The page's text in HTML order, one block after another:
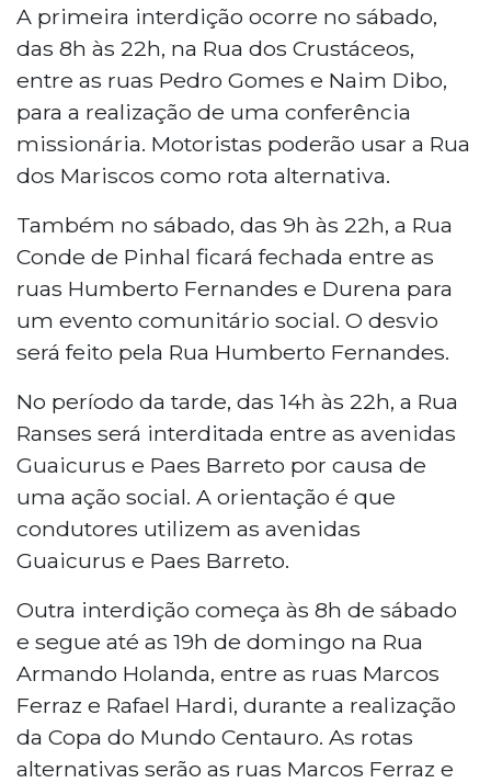
avenidas de Campo Grande neste sábado (23)
e domingo (24) para eventos sociais, religiosos,
esportivos e comunitários. Entre as interdições
estão a Rua dos Crustáceos, para conferência
missionária, a Rua Quintino Bocaiúva, para o
evento "Black na Rua", e a Avenida Marinha,
para o "Paquera no bairro". Motoristas devem
pela agência.
A primeira interdição ocorre no sábado,
das 8h às 22h, na Rua dos Crustáceos,
entre as ruas Pedro Gomes e Naim Dibo,
para a realização de uma conferência
missionária. Motoristas poderão usar a Rua
dos Mariscos como rota alternativa.
Também no sábado, das 9h às 22h, a Rua
Conde de Pinhal ficará fechada entre as
ruas Humberto Fernandes e Durena para
um evento comunitário social. O desvio
será feito pela Rua Humberto Fernandes.
No período da tarde, das 14h às 22h, a Rua
Ranses será interditada entre as avenidas
Guaicurus e Paes Barreto por causa de
uma ação social. A orientação é que
condutores utilizem as avenidas
Guaicurus e Paes Barreto.
Outra interdição começa às 8h de sábado
e segue até as 19h de domingo na Rua
Armando Holanda, entre as ruas Marcos
Ferraz e Rafael Hardi, durante a realização
da Copa do Mundo Centauro. As rotas
alternativas serão as ruas Marcos Ferraz e